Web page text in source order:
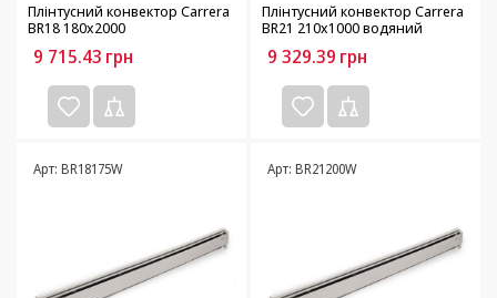
Плінтусний конвектор Carrera
BR18 180х2000
9 715.43 грн
Плінтусний конвектор Carrera
BR21 210х1000 водяний
9 329.39 грн
Арт: BR18175W Арт: BR21200W